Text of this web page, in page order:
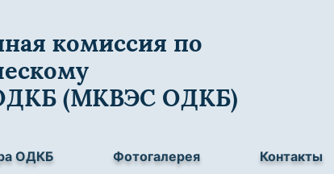
комиссия по
(МКВЭС ОДКБ)
ОДКБ Фотогалерея Контакты